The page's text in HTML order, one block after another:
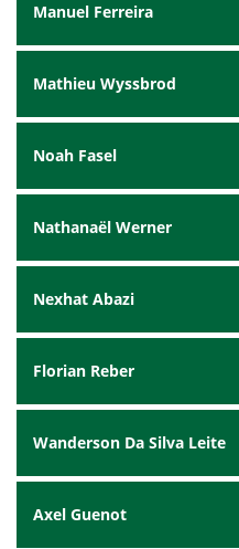
Manuel Ferreira
Mathieu Wyssbrod
Noah Fasel
Nathanaël Werner
Nexhat Abazi
Florian Reber
Wanderson Da Silva Leite
Axel Guenot